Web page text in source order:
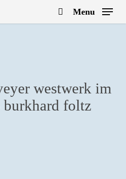
search
Menu
westwerk im
burkhard foltz